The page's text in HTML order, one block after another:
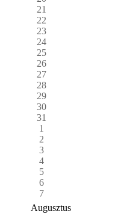
21
22
23
24
25
26
27
28
29
30
31
1
2
3
4
5
6
7
Augusztus